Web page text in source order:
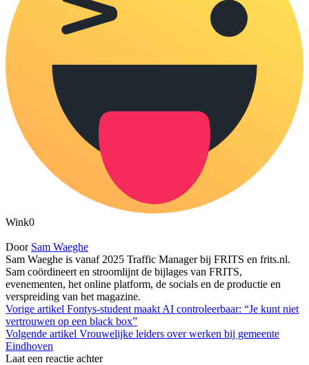
Wink0
Door Sam Waeghe
Sam Waeghe is vanaf 2025 Traffic Manager bij FRITS en frits.nl.
Sam coördineert en stroomlijnt de bijlages van FRITS,
evenementen, het online platform, de socials en de productie en
verspreiding van het magazine.
Vorige artikel Fontys-student maakt AI controleerbaar: “Je kunt niet
vertrouwen op een black box”
Volgende artikel Vrouwelijke leiders over werken bij gemeente
Eindhoven
Laat een reactie achter